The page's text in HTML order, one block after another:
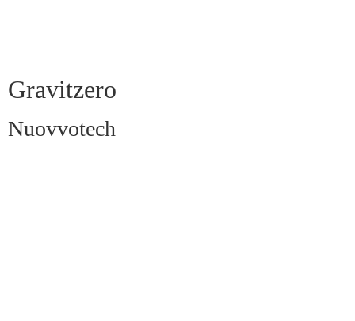
Gravitzero
Nuovvotech